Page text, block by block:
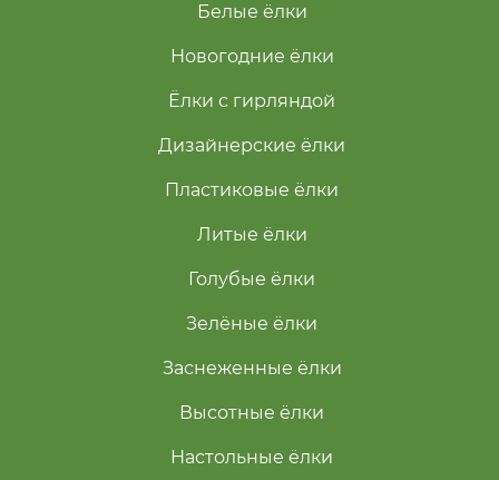
Белые ёлки
Голубые ёлки
Зелёные ёлки
Заснеженные ёлки
Новогодние ёлки
Ёлки с гирляндой
Дизайнерские ёлки
Пластиковые ёлки
Литые ёлки
Высотные ёлки
Настольные ёлки